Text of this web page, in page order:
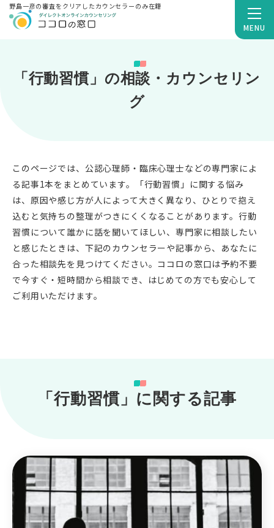
MENU
野島一彦の審査をクリアしたカウンセラーのみ在籍
「行動習慣」の相談・カウンセリン
グ
このページでは、公認心理師・臨床心理士などの専門家によ
る記事1本をまとめています。「行動習慣」に関する悩み
は、原因や感じ方が人によって大きく異なり、ひとりで抱え
込むと気持ちの整理がつきにくくなることがあります。行動
習慣について誰かに話を聞いてほしい、専門家に相談したい
と感じたときは、下記のカウンセラーや記事から、あなたに
合った相談先を見つけてください。ココロの窓口は予約不要
で今すぐ・短時間から相談でき、はじめての方でも安心して
ご利用いただけます。
「行動習慣」に関する記事